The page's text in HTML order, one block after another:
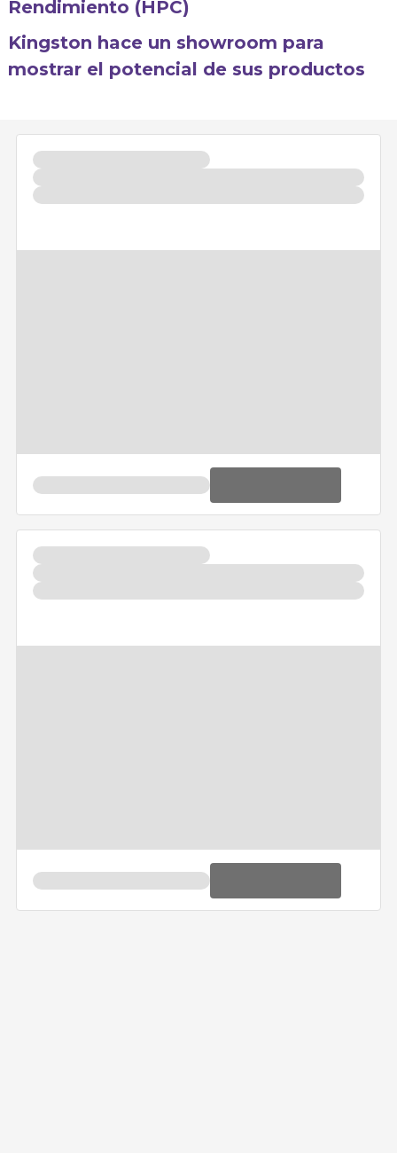
Rendimiento (HPC)
Kingston hace un showroom para
mostrar el potencial de sus productos